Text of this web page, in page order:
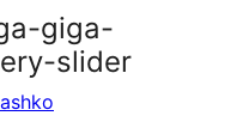
giga-
slider